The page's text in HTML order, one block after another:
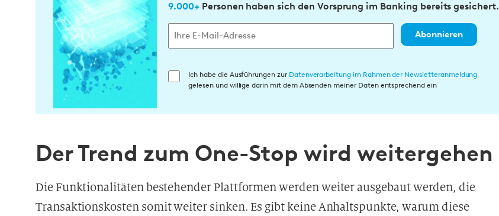
9.000+Personen haben sich den Vorsprung im Banking bereits gesichert.
Abonnieren
E
l
l
g
u
Ich habe die Ausführungen zur Datenverarbeitung im Rahmen der Newsletteranmeldung
gelesen und willige darin mit dem Absenden meiner Daten entsprechend ein
Der Trend zum One-Stop wird weitergehen
Die Funktionalitäten bestehender Plattformen werden weiter ausgebaut werden, die
Transaktionskosten somit weiter sinken. Es gibt keine Anhaltspunkte, warum diese